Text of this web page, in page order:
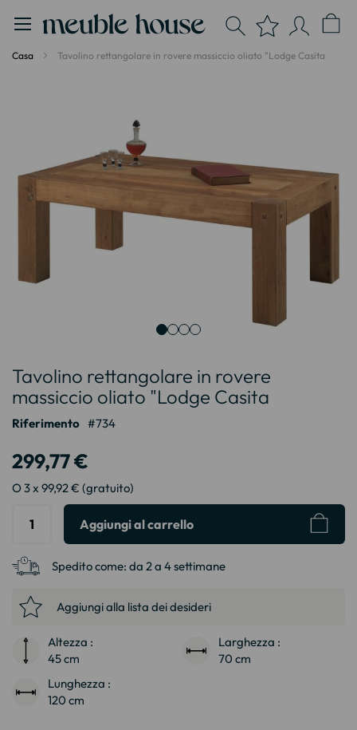
Casa Tavolino rettangolare in rovere massiccio oliato "Lodge Casita
di
immagini
all'inizio
della
galleria
di
Tavolino rettangolare in rovere
massiccio oliato "Lodge Casita
Riferimento 734
299,77 €
O 3 x 99,92 € (gratuito)
Aggiungi al carrello
Spedito come: da 2 a 4 settimane
Aggiungi alla lista dei desideri
Altezza :
45 cm
Larghezza :
70 cm
Lunghezza :
120 cm